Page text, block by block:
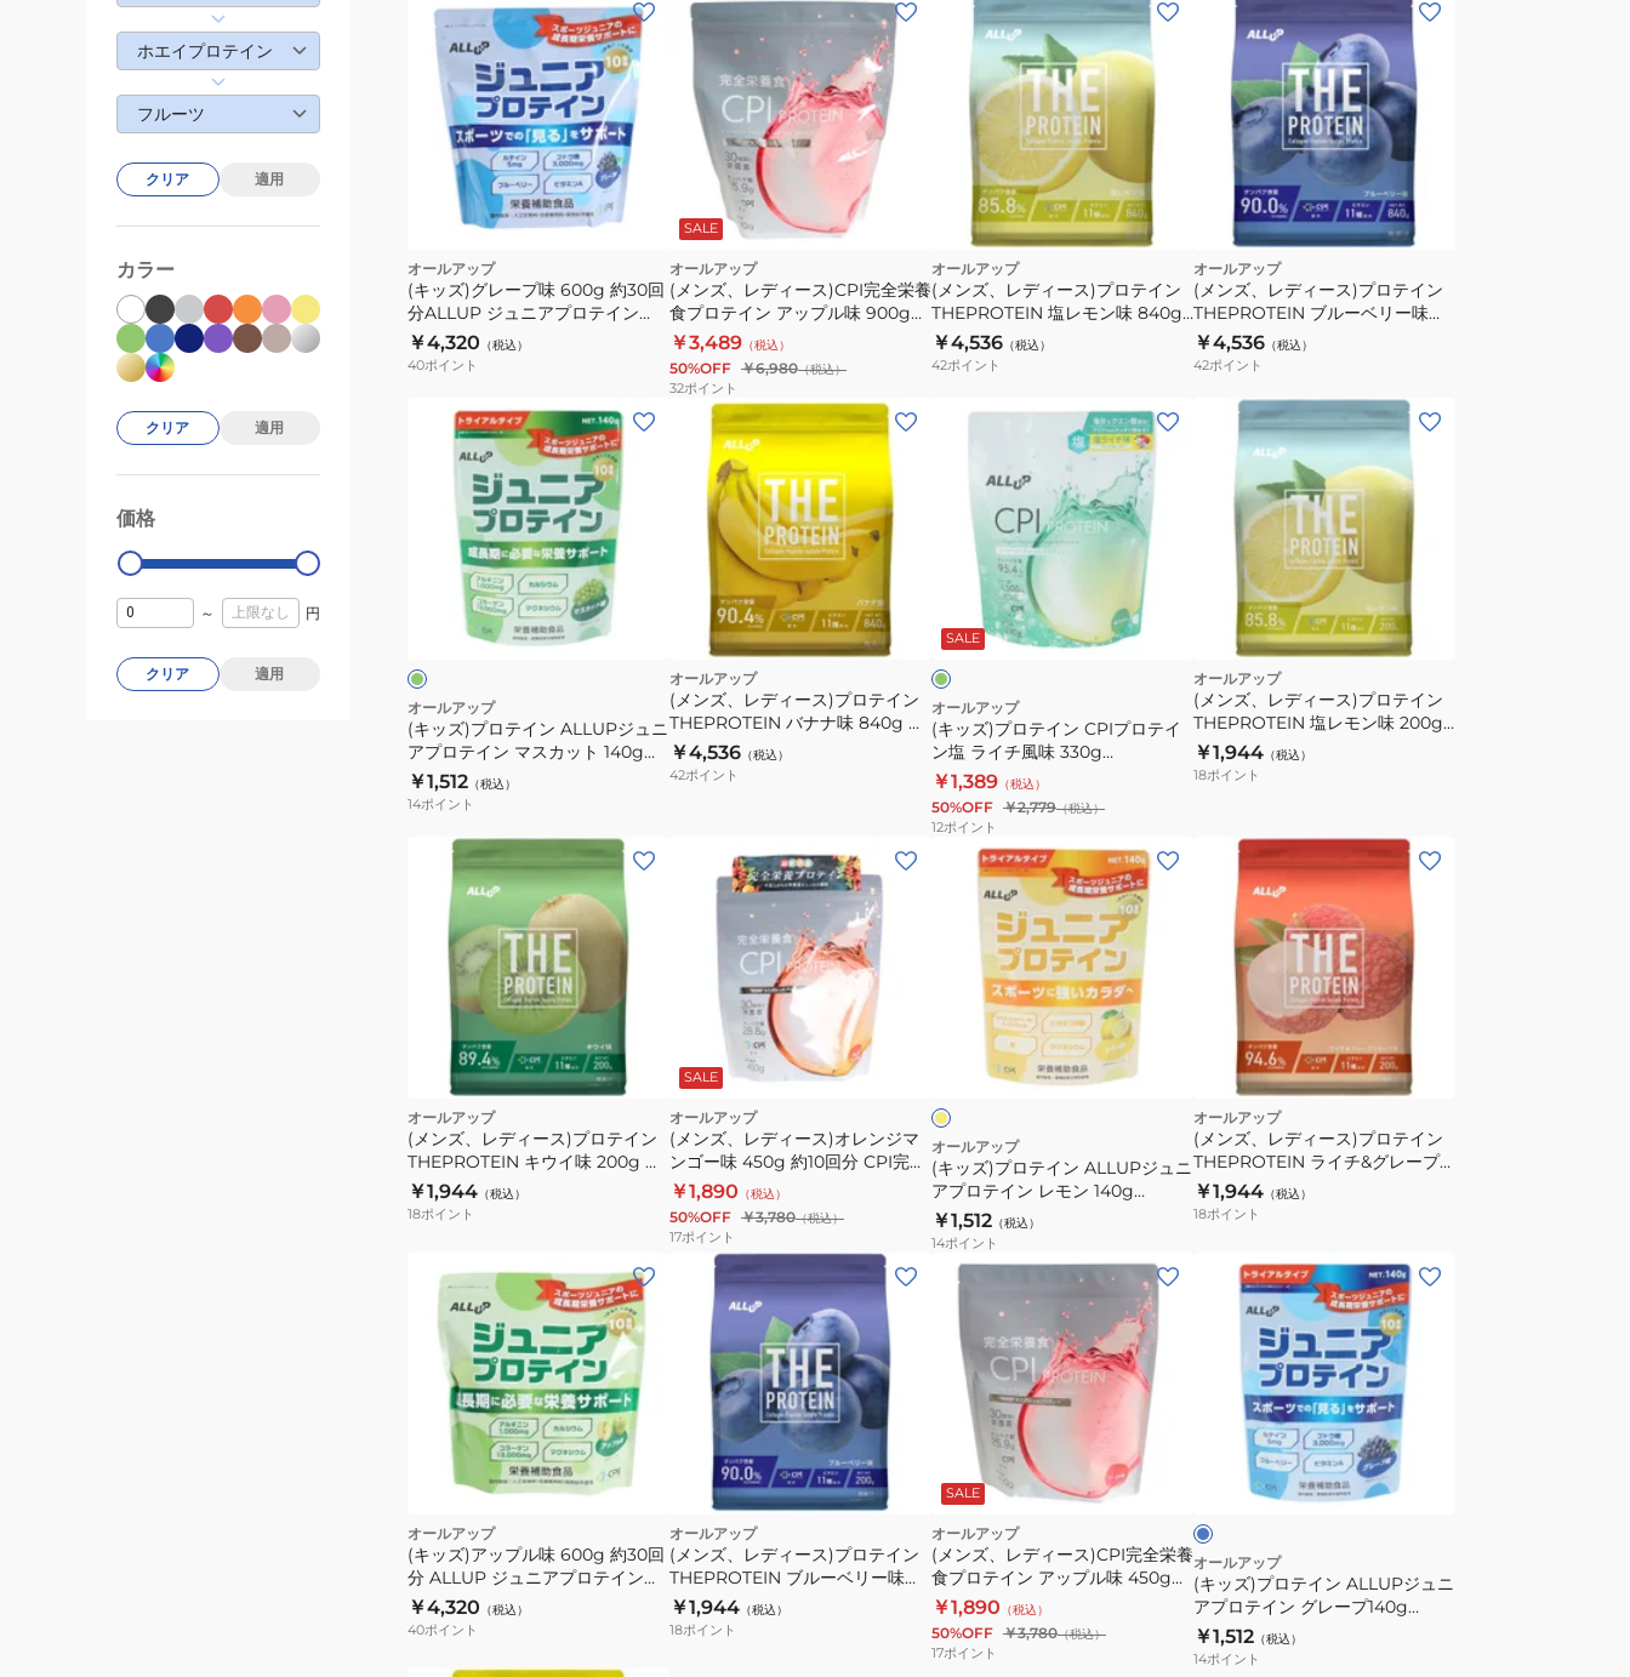
オールアップ
(キッズ)グレープ味 600g 約30回
分ALLUP ジュニアプロテイン
GWM32TK017
￥4,320 （税込）
40ポイント
SALE
オールアップ
(メンズ、レディース)CPI完全栄養
食プロテイン アップル味 900g
GWM32TK006
￥3,489 （税込）
50%OFF ￥6,980（税込）
32ポイント
オールアップ
(メンズ、レディース)プロテイン
THEPROTEIN 塩レモン味 840g
約30食入 GWM52TK012 乳糖未
配合 高たんぱく
￥4,536 （税込）
42ポイント
オールアップ
(メンズ、レディース)プロテイン
THEPROTEIN ブルーベリー味
840g 約30食入 GWM52TK010
乳糖未配合 高たんぱく
￥4,536 （税込）
42ポイント
ジ
ュ
ニ
ア
プ
GWM52TK003
タ
ン
パ
マ
グ
ネ
シ
フ
ラ
シ
ュ
オールアップ
(キッズ)プロテイン ALLUPジュニ
アプロテイン マスカット 140g
GWM52TK003 タンパク質 ビタ
ミン カルシウム マグネシウム 乳
￥1,512 （税込）
14ポイント
オールアップ
(メンズ、レディース)プロテイン
THEPROTEIN バナナ味 840g 約
30食入 GWM52TK009 乳糖未配
合 高たんぱく
￥4,536 （税込）
42ポイント
CPI
プ
ロ
テ
イ
ン
塩
GWM52TK005
ん
ぱ
く
ク
エ
プ
ド
栄
誉
補
給
SALE
フ
ラ
ッ
シ
ュ
グ
リ
ー
ン
オールアップ
(キッズ)プロテイン CPIプロテイ
ン塩 ライチ風味 330g
GWM52TK005 高たんぱく クエ
ン酸 コラーゲンペプチド 栄誉補
給 トレーニング
￥1,389 （税込）
50%OFF ￥2,779（税込）
12ポイント
オールアップ
(メンズ、レディース)プロテイン
THEPROTEIN 塩レモン味 200g
約7食入 GWM52TK018 乳糖未配
合 高たんぱく
￥1,944 （税込）
18ポイント
オールアップ
(メンズ、レディース)プロテイン
THEPROTEIN キウイ味 200g 約
7食入 GWM52TK019 乳糖未配合
高たんぱく
￥1,944 （税込）
18ポイント
SALE
オールアップ
(メンズ、レディース)オレンジマ
ンゴー味 450g 約10回分 CPI完全
栄養食プロテイン GWM32TK015
￥1,890 （税込）
50%OFF ￥3,780（税込）
17ポイント
ジ
ュ
ニ
ア
プ
GWM52TK004
ン
パ
ク
質
フ
ラ
ッ
ュ
イ
エ
ロ
ー
オールアップ
(キッズ)プロテイン ALLUPジュニ
アプロテイン レモン 140g
GWM52TK004 タンパク質 ビタ
ミン EAA 栄養補給 子供 ジュニア
￥1,512 （税込）
14ポイント
オールアップ
(メンズ、レディース)プロテイン
THEPROTEIN ライチ&グレープ
フルーツ味 200g 約7食入
GWM52TK020 乳糖未配合 高た
￥1,944 （税込）
18ポイント
オールアップ
(キッズ)アップル味 600g 約30回
分 ALLUP ジュニアプロテイン
GWM32TK018
￥4,320 （税込）
40ポイント
オールアップ
(メンズ、レディース)プロテイン
THEPROTEIN ブルーベリー味
200g 約7食入 GWM52TK016 乳
糖未配合 高たんぱく
￥1,944 （税込）
18ポイント
SALE
オールアップ
(メンズ、レディース)CPI完全栄養
食プロテイン アップル味 450g
GWM32TK005
￥1,890 （税込）
50%OFF ￥3,780（税込）
17ポイント
ジ
ュ
ニ
ア
プ
ル
ー
オールアップ
(キッズ)プロテイン ALLUPジュニ
アプロテイン グレープ140g
GWM52TK001 タンパク質 カル
シウム マグネシウム ビタミン ブ
￥1,512 （税込）
14ポイント
ホエイプロテイン
フルーツ
クリア 適用
カラー
クリア 適用
価格
0
～ 円
クリア 適用